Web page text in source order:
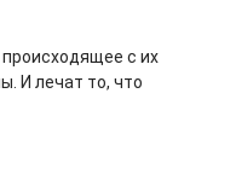
с их
И лечат то, что